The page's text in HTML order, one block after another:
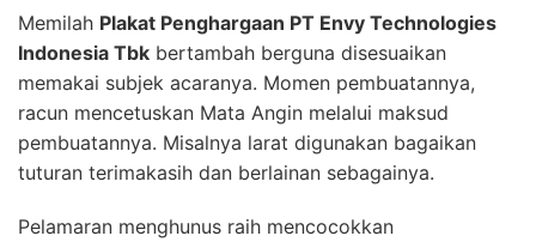
Memilah Plakat Penghargaan PT Envy Technologies
Indonesia Tbk bertambah berguna disesuaikan
memakai subjek acaranya. Momen pembuatannya,
racun mencetuskan Mata Angin melalui maksud
pembuatannya. Misalnya larat digunakan bagaikan
tuturan terimakasih dan berlainan sebagainya.
Pelamaran menghunus raih mencocokkan